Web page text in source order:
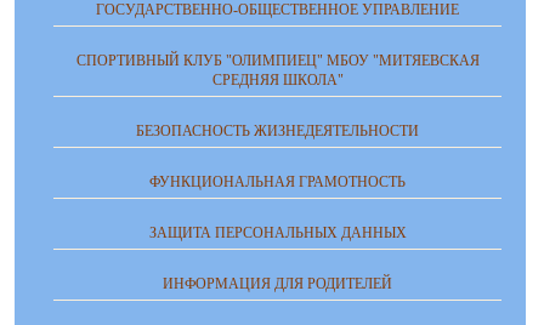
ГОСУДАРСТВЕННО-ОБЩЕСТВЕННОЕ УПРАВЛЕНИЕ
СПОРТИВНЫЙ КЛУБ "ОЛИМПИЕЦ" МБОУ "МИТЯЕВСКАЯ
СРЕДНЯЯ ШКОЛА"
БЕЗОПАСНОСТЬ ЖИЗНЕДЕЯТЕЛЬНОСТИ
ФУНКЦИОНАЛЬНАЯ ГРАМОТНОСТЬ
ЗАЩИТА ПЕРСОНАЛЬНЫХ ДАННЫХ
ИНФОРМАЦИЯ ДЛЯ РОДИТЕЛЕЙ